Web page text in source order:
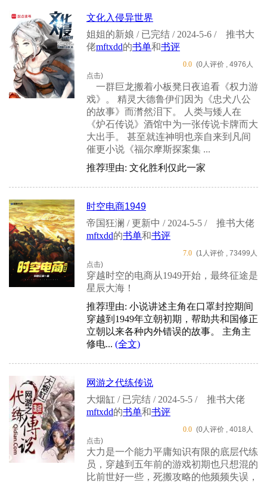
文化入侵异世界
姐姐的新娘 / 已完结 / 2024-5-6 /
推书大
佬mftxdd的书单和书评
0.0 (0人评价 , 4976人
点击)
一群巨龙搬着小板凳日夜追看《权力游
戏》。 精灵大德鲁伊们因为《忠犬八公
的故事》而潸然泪下。 人类与矮人在
《炉石传说》酒馆中为一张传说卡牌而大
大出手。 甚至就连神明也亲自来到凡间
催更小说《福尔摩斯探案集 ...
推荐理由: 文化胜利仅此一家
时空电商1949
帝国狂澜 / 更新中 / 2024-5-5 /
推书大佬
mftxdd的书单和书评
7.0 (1人评价 , 73499人
点击)
穿越时空的电商从1949开始，最终征途是
星辰大海！
推荐理由: 小说讲述主角在口罩封控期间
穿越到1949年立朝初期，帮助共和国修正
立朝以来各种内外错误的故事。 主角主
修电... (全文)
网游之代练传说
大烟缸 / 已完结 / 2024-5-5 /
推书大佬
mftxdd的书单和书评
0.0 (0人评价 , 4018人
点击)
大力是一个能力平庸知识有限的底层代练
员，穿越到五年前的游戏初期也只想混的
比前世好一些，死搬攻略的他频频失误，